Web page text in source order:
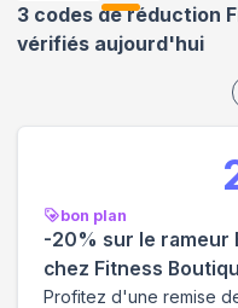
3 codes de réduction
vérifiés aujourd'hui
bon plan
-20% sur le rameur
chez Fitness
Profitez d'une remise